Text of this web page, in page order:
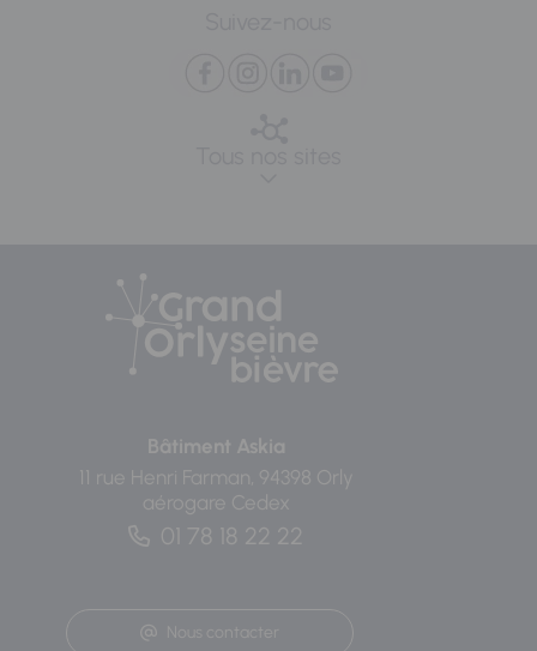
Bâtiment Askia
11 rue Henri Farman, 94398 Orly
aérogare Cedex
01 78 18 22 22
Nous contacter